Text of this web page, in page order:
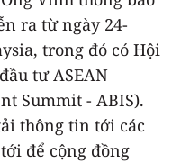
ra từ ngày 24-
trong đó có Hội
tư ASEAN
Summit - ABIS).
thông tin tới các
để cộng đồng